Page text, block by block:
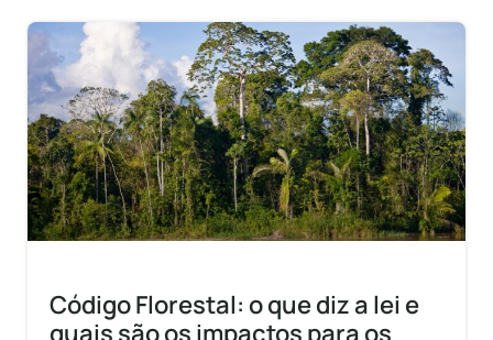
Código Florestal: o que diz a lei e
quais são os impactos para os